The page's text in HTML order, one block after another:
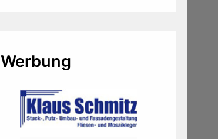
Werbung